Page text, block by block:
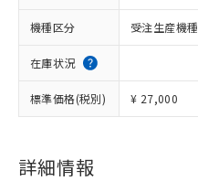
機種区分 受注生産機種
在庫状況
標準価格(税別) ¥ 27,000
詳細情報